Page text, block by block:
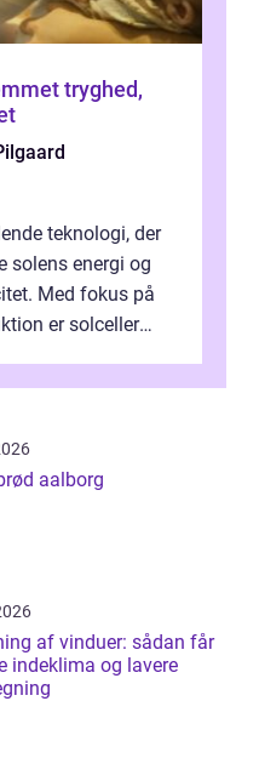
teknologi, der
solens energi og
Med fokus på
er solceller
aalborg
af vinduer: sådan får
indeklima og lavere